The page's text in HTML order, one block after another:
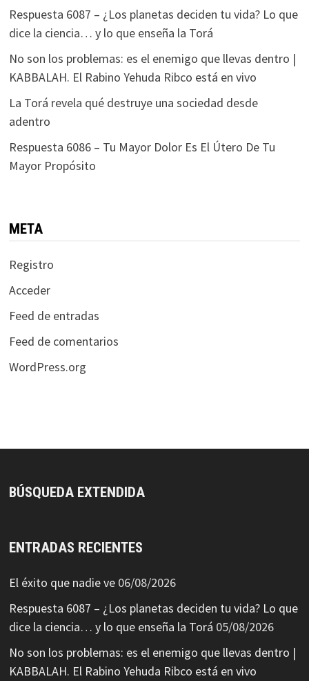
Respuesta 6087 – ¿Los planetas deciden tu vida? Lo que
dice la ciencia… y lo que enseña la Torá
No son los problemas: es el enemigo que llevas dentro |
KABBALAH. El Rabino Yehuda Ribco está en vivo
La Torá revela qué destruye una sociedad desde
adentro
Respuesta 6086 – Tu Mayor Dolor Es El Útero De Tu
Mayor Propósito
META
Registro
Acceder
Feed de entradas
Feed de comentarios
WordPress.org
BÚSQUEDA EXTENDIDA
ENTRADAS RECIENTES
El éxito que nadie ve 06/08/2026
Respuesta 6087 – ¿Los planetas deciden tu vida? Lo que
dice la ciencia… y lo que enseña la Torá 05/08/2026
No son los problemas: es el enemigo que llevas dentro |
KABBALAH. El Rabino Yehuda Ribco está en vivo